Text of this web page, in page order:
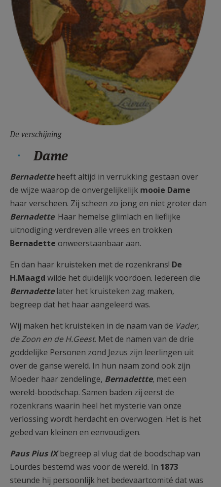
De verschijning
Dame
Bernadetteheeft altijd in verrukking gestaan over
de wijze waarop de onvergelijkelijk mooie Dame
haar verscheen. Zij scheen zo jong en niet groter dan
Bernadette. Haar hemelse glimlach en lieflijke
uitnodiging verdreven alle vrees en trokken
Bernadette onweerstaanbaar aan.
En dan haar kruisteken met de rozenkrans! De
H.Maagd wilde het duidelijk voordoen. Iedereen die
Bernadettelater het kruisteken zag maken,
begreep dat het haar aangeleerd was.
Wij maken het kruisteken in de naam van de Vader,
de Zoon en de H.Geest. Met de namen van de drie
goddelijke Personen zond Jezus zijn leerlingen uit
over de ganse wereld. In hun naam zond ook zijn
Moeder haar zendelinge, Bernadettte, met een
wereld-boodschap. Samen baden zij eerst de
rozenkrans waarin heel het mysterie van onze
verlossing wordt herdacht en overwogen. Het is het
gebed van kleinen en eenvoudigen.
Paus Pius IXbegreep al vlug dat de boodschap van
Lourdes bestemd was voor de wereld. In 1873
steunde hij persoonlijk het bedevaartcomité dat was